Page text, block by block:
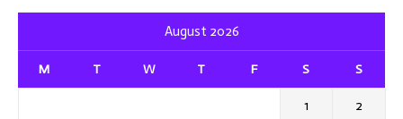
August 2026
M T W T F S S
1 2